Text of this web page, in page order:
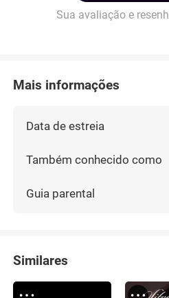
Sua avaliação e
Mais informações
Data de estreia
Também conhecido como
Guia parental
Similares